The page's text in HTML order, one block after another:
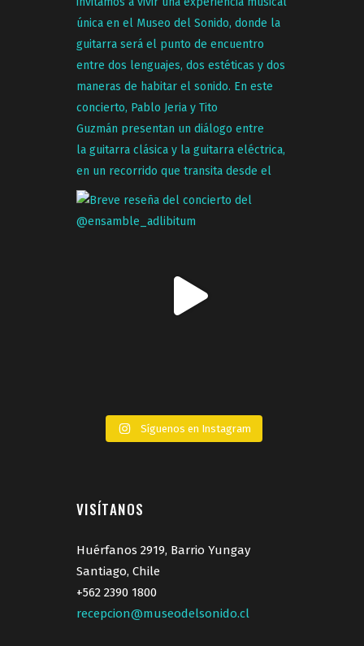
Síguenos en Instagram
VISÍTANOS
Huérfanos 2919, Barrio Yungay
Santiago, Chile
+562 2390 1800
recepcion@museodelsonido.cl